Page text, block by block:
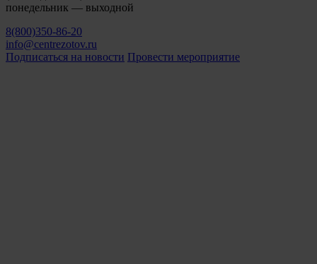
понедельник — выходной
8(800)350-86-20
info@centrezotov.ru
Подписаться на новости Провести мероприятие